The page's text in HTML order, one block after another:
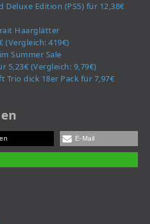
Deluxe Edition (PS5) für 12,38€
Haarglätter
(Vergleich: 419€)
Summer Sale
5,23€ (Vergleich: 9,79€)
Trio dick 18er Pack für 7,97€
E-Mail